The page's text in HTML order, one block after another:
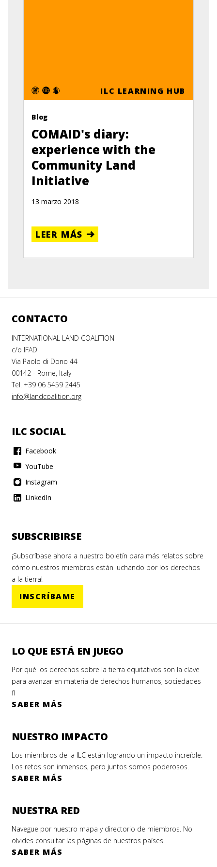
ILC LEARNING HUB
Blog
COMAID's diary:
experience with the
Community Land
Initiative
13 marzo 2018
LEER MÁS
CONTACTO
INTERNATIONAL LAND COALITION
c/o IFAD
Via Paolo di Dono 44
00142 - Rome, Italy
Tel. +39 06 5459 2445
info@landcoalition.org
ILC SOCIAL
Facebook
YouTube
Instagram
LinkedIn
SUBSCRIBIRSE
¡Subscríbase ahora a nuestro boletín para más relatos sobre
cómo nuestros miembros están luchando por los derechos
a la tierra!
INSCRÍBAME
LO QUE ESTÁ EN JUEGO
Por qué los derechos sobre la tierra equitativos son la clave
para avanzar en materia de derechos humanos, sociedades
fl
SABER MÁS
NUESTRO IMPACTO
Los miembros de la ILC están logrando un impacto increíble.
Los retos son inmensos, pero juntos somos poderosos.
SABER MÁS
NUESTRA RED
Navegue por nuestro mapa y directorio de miembros. No
olvides consultar las páginas de nuestros países.
SABER MÁS